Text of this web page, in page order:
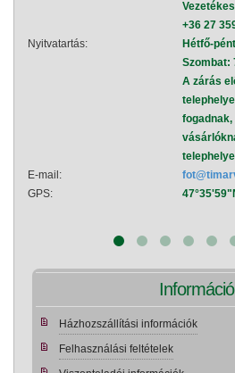
+36 27
Nyitvatartás:
Hétfő-
Szombat:
A zárás
E-mail:
GPS:
Házhozszállítási információk
Felhasználási feltételek